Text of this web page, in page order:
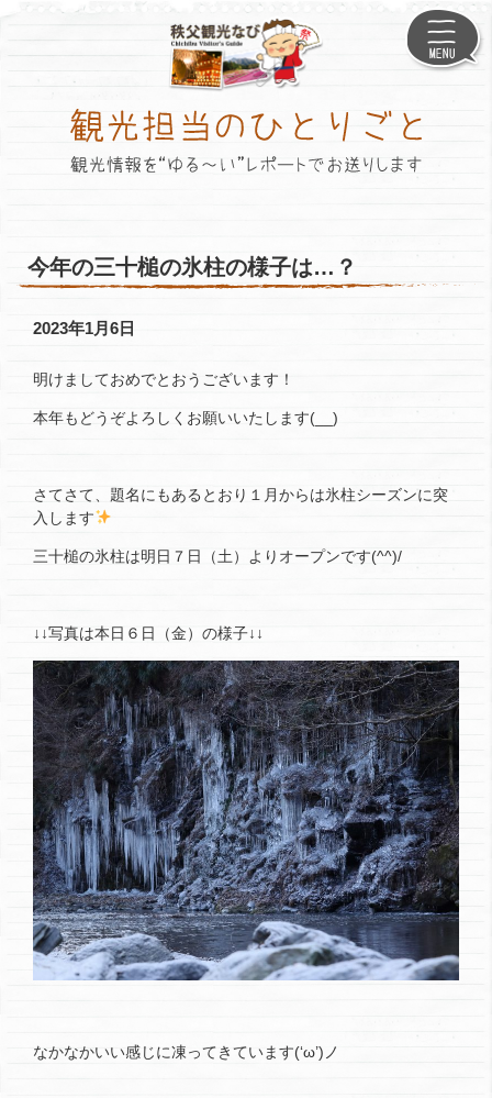
今年の三十槌の氷柱の様子は…？
2023年1月6日
明けましておめでとおうございます！
本年もどうぞよろしくお願いいたします(__)
さてさて、題名にもあるとおり１月からは氷柱シーズンに突
入します
三十槌の氷柱は明日７日（土）よりオープンです(^^)/
↓↓写真は本日６日（金）の様子↓↓
なかなかいい感じに凍ってきています(‘ω’)ノ